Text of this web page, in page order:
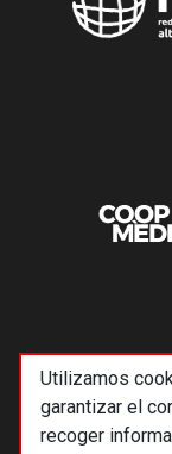
Utilizamos
garantizar el
recoger